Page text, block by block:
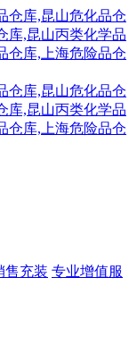
售充装 专业增值服